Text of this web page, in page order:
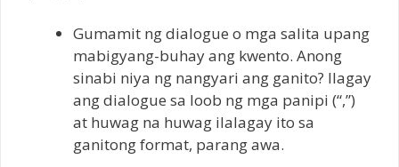
Gumamit ng dialogue o mga salita upang
mabigyang-buhay ang kwento. Anong
sinabi niya ng nangyari ang ganito? Ilagay
ang dialogue sa loob ng mga panipi (“,”)
at huwag na huwag ilalagay ito sa
ganitong format, parang awa.